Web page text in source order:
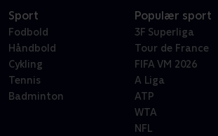
Sport
Fodbold
Håndbold
Cykling
Tennis
Badminton
Populær sport
3F Superliga
Tour de France
FIFA VM 2026
A Liga
ATP
WTA
NFL